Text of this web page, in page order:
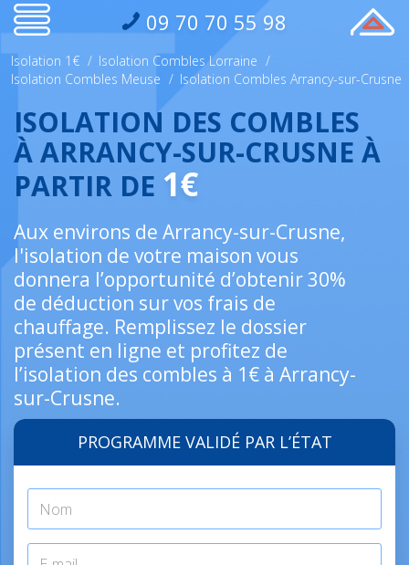
09 70 70 55 98
Isolation 1€ / Isolation Combles Lorraine /
Isolation Combles Meuse / Isolation Combles Arrancy-sur-Crusne
ISOLATION DES COMBLES
À ARRANCY-SUR-CRUSNE À
PARTIR DE 1€
Aux environs de Arrancy-sur-Crusne,
l'isolation de votre maison vous
donnera l’opportunité d’obtenir 30%
de déduction sur vos frais de
chauffage. Remplissez le dossier
présent en ligne et profitez de
l’isolation des combles à 1€ à Arrancy-
sur-Crusne.
PROGRAMME VALIDÉ PAR L’ÉTAT